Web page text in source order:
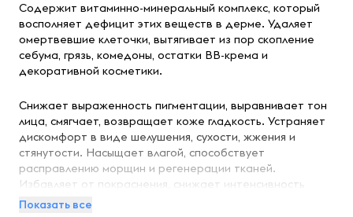
Содержит витаминно-минеральный комплекс, который
восполняет дефицит этих веществ в дерме. Удаляет
омертвевшие клеточки, вытягивает из пор скопление
себума, грязь, комедоны, остатки ВВ-крема и
декоративной косметики.
Снижает выраженность пигментации, выравнивает тон
лица, смягчает, возвращает коже гладкость. Устраняет
дискомфорт в виде шелушения, сухости, жжения и
стянутости. Насыщает влагой, способствует
расправлению морщин и регенерации тканей.
Избавляет от покраснения, снижает интенсивность
очагов воспаления.
Показать все